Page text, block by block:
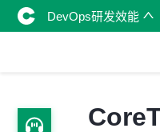
DevOps研发效能